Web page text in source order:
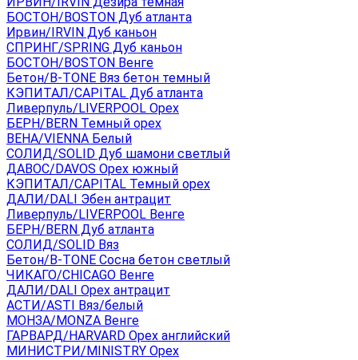
БОСТОН/BOSTON Дуб атланта
Ирвин/IRVIN Дуб каньон
СПРИНГ/SPRING Дуб каньон
БОСТОН/BOSTON Венге
Бетон/B-TONE Вяз бетон темный
КЭПИТАЛ/CAPITAL Дуб атланта
Ливерпуль/LIVERPOOL Орех
БЕРН/BERN Темный орех
ВЕНА/VIENNA Белый
СОЛИД/SOLID Дуб шамони светлый
ДАВОС/DAVOS Орех южный
КЭПИТАЛ/CAPITAL Темный орех
ДАЛИ/DALI Эбен антрацит
Ливерпуль/LIVERPOOL Венге
БЕРН/BERN Дуб атланта
СОЛИД/SOLID Вяз
Бетон/B-TONE Сосна бетон светлый
ЧИКАГО/CHICAGO Венге
ДАЛИ/DALI Орех антрацит
АСТИ/ASTI Вяз/белый
МОНЗА/MONZA Венге
ГАРВАРД/HARVARD Орех английский
МИНИСТРИ/MINISTRY Орех